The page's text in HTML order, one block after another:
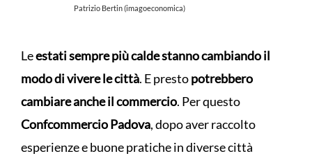
Patrizio Bertin (imagoeconomica)
Leestati sempre più calde stanno cambiando il
modo di vivere le città. E prestopotrebbero
cambiare anche il commercio. Per questo
Confcommercio Padova, dopo aver raccolto
esperienze e buone pratiche in diverse città